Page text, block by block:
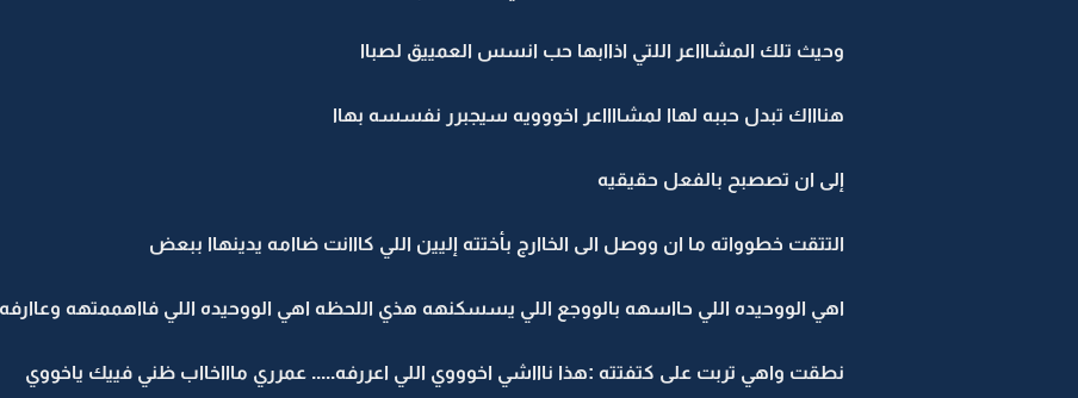
وحيث تلك المشاااعر اللتي اذاابها حب انسس العمييق لصباا
هناااك تبدل حببه لهاا لمشااااعر اخووويه سيجبرر نفسسه بهاا
إلى ان تصصبح بالفعل حقيقيه
التتقت خطوواته ما ان ووصل الى الخاارج بأختته إليين اللي كااانت ضاامه يدينهاا ببعض
اهي الووحيده اللي حااسهه بالووجع اللي يسسكنهه هذي اللحظه اهي الووحيده اللي فااهممتهه
نطقت واهي تربت على كتفتته :هذا ناااشي اخوووي اللي اعررفه..... عمرري ماااخااب ظني فييك ياخووي